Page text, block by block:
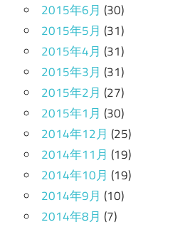
2015年6月 (30)
2015年5月 (31)
2015年4月 (31)
2015年3月 (31)
2015年2月 (27)
2015年1月 (30)
2014年12月 (25)
2014年11月 (19)
2014年10月 (19)
2014年9月 (10)
2014年8月 (7)